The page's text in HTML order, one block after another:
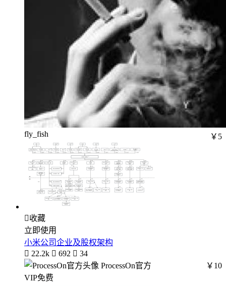
fly_fish ￥5
收藏
立即使用
小米公司企业及股权架构
 22.2k  692  34
ProcessOn官方
￥10
VIP免费